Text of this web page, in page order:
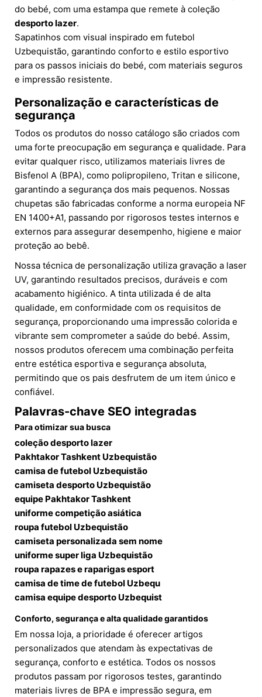
do bebé, com uma estampa que remete à coleção
desporto lazer.
Sapatinhos com visual inspirado em futebol
Uzbequistão, garantindo conforto e estilo esportivo
para os passos iniciais do bebé, com materiais seguros
e impressão resistente.
Personalização e características de
segurança
Todos os produtos do nosso catálogo são criados com
uma forte preocupação em segurança e qualidade. Para
evitar qualquer risco, utilizamos materiais livres de
Bisfenol A (BPA), como polipropileno, Tritan e silicone,
garantindo a segurança dos mais pequenos. Nossas
chupetas são fabricadas conforme a norma europeia NF
EN 1400+A1, passando por rigorosos testes internos e
externos para assegurar desempenho, higiene e maior
proteção ao bebê.
Nossa técnica de personalização utiliza gravação a laser
UV, garantindo resultados precisos, duráveis e com
acabamento higiénico. A tinta utilizada é de alta
qualidade, em conformidade com os requisitos de
segurança, proporcionando uma impressão colorida e
vibrante sem comprometer a saúde do bebé. Assim,
nossos produtos oferecem uma combinação perfeita
entre estética esportiva e segurança absoluta,
permitindo que os pais desfrutem de um item único e
confiável.
Palavras-chave SEO integradas
Para otimizar sua busca
coleção desporto lazer
Pakhtakor Tashkent Uzbequistão
camisa de futebol Uzbequistão
camiseta desporto Uzbequistão
equipe Pakhtakor Tashkent
uniforme competição asiática
roupa futebol Uzbequistão
camiseta personalizada sem nome
uniforme super liga Uzbequistão
roupa rapazes e raparigas esport
camisa de time de futebol Uzbequ
camisa equipe desporto Uzbequist
Conforto, segurança e alta qualidade garantidos
Em nossa loja, a prioridade é oferecer artigos
personalizados que atendam às expectativas de
segurança, conforto e estética. Todos os nossos
produtos passam por rigorosos testes, garantindo
materiais livres de BPA e impressão segura, em